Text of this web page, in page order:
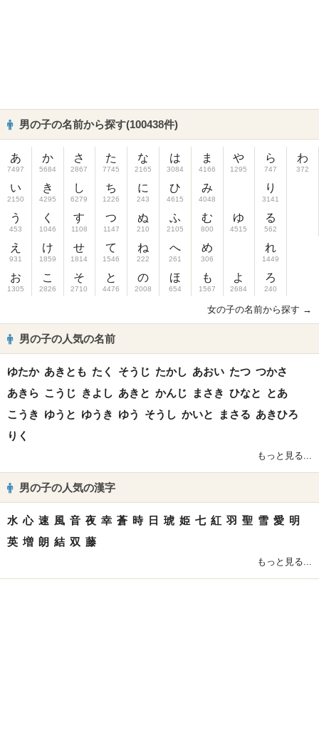
男の子の名前から探す(100438件)
あ
7497
い
2150
う
453
え
931
お
1305
か
5684
き
4295
く
1046
け
1859
こ
2826
さ
2867
し
6279
す
1108
せ
1814
そ
2710
た
7745
ち
1226
つ
1147
て
1546
と
4476
な
2165
に
243
ぬ
210
ね
222
の
2008
は
3084
ひ
4615
ふ
2105
へ
261
ほ
654
ま
4166
み
4048
む
800
め
306
も
1567
や
1295
ゆ
4515
よ
2684
ら
747
り
3141
る
562
れ
1449
ろ
240
わ
372
女の子の名前から探す →
男の子の人気の名前
ゆたか あきとも たく そうじ たかし あおい たつ つかさ
あきら こうじ きよし あきと かんじ まさき ひなと
とあ
こうき ゆうと ゆうき ゆう そうし かいと まさる あきひろ
りく
もっと見る...
男の子の人気の漢字
水 心 速 風 音 夜 幸 蒼 時 日 琥 姫 七 紅 羽 聖 雪 愛 明
英 増 朗 結 双 藤
もっと見る...